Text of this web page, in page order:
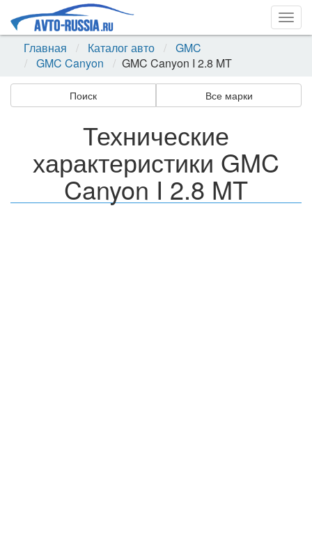
Главная
Каталог авто
GMC
GMC Canyon
GMC Canyon I 2.8 MT
Поиск Все марки
Технические
характеристики GMC
Canyon I 2.8 MT